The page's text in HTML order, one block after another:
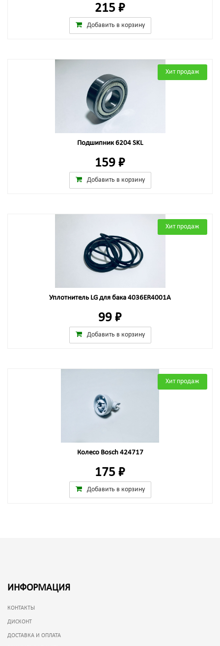
215 ₽
Добавить в корзину
Хит продаж
Подшипник 6204 SKL
159 ₽
Добавить в корзину
Хит продаж
Уплотнитель LG для бака 4036ER4001A
99 ₽
Добавить в корзину
Хит продаж
Колесо Bosch 424717
175 ₽
Добавить в корзину
ИНФОРМАЦИЯ
КОНТАКТЫ
ДИСКОНТ
ДОСТАВКА И ОПЛАТА